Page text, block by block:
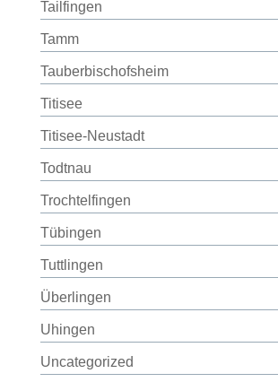
Tailfingen
Tamm
Tauberbischofsheim
Titisee
Titisee-Neustadt
Todtnau
Trochtelfingen
Tübingen
Tuttlingen
Überlingen
Uhingen
Uncategorized